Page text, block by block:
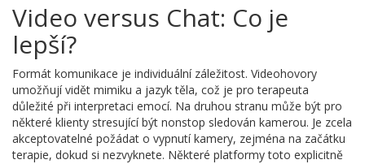
Video versus Chat: Co je
lepší?
Formát komunikace je individuální záležitost. Videohovory
umožňují vidět mimiku a jazyk těla, což je pro terapeuta
důležité při interpretaci emocí. Na druhou stranu může být pro
některé klienty stresující být nonstop sledován kamerou. Je zcela
akceptovatelné požádat o vypnutí kamery, zejména na začátku
terapie, dokud si nezvyknete. Některé platformy toto explicitně